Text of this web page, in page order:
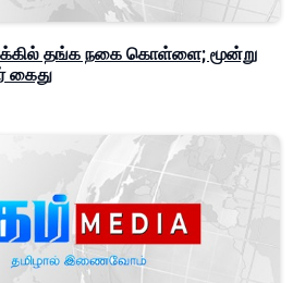
தங்க நகை கொள்ளை; மூன்று
கைது